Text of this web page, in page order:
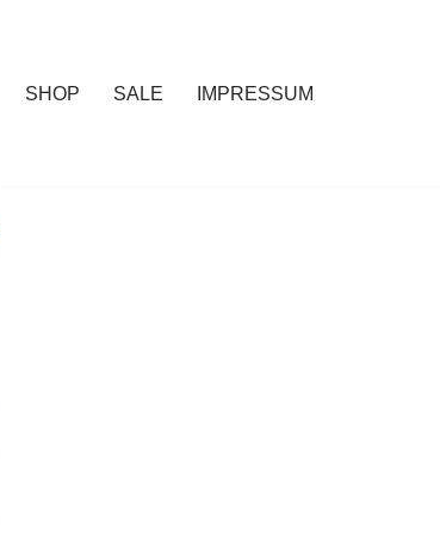
SHOP SALE IMPRESSUM